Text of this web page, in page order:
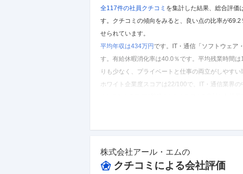
全117件の社員クチコミ を集計した結果、 総合評価
す。 クチコミの傾向をみると、良い点の比率が
せられています。
平均年収は434万円です。
IT・通信「ソフトウェア
す。 有給休暇消化率は40.0％です。 平均残業時間は
りも少なく、プライベートと仕事の両立がしやすい
ホワイト企業度スコアは22/100で、IT・通信業界の
株式会社アール・エムの
クチコミによる会社評価